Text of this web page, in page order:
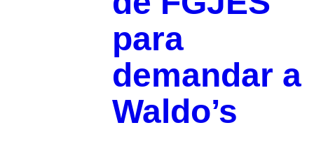
para
demandar a
Waldo’s